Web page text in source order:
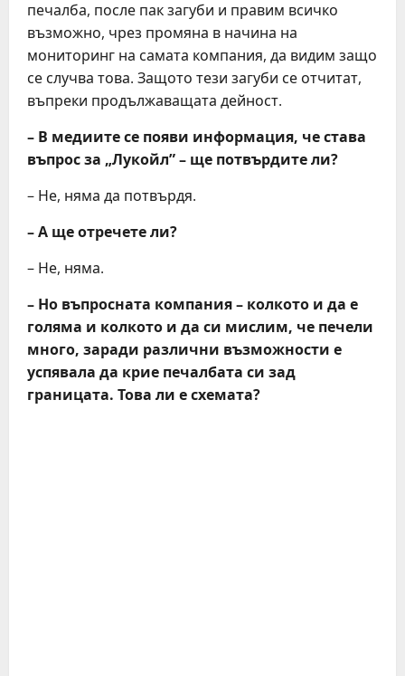
печалба, после пак загуби и правим всичко
възможно, чрез промяна в начина на
мониторинг на самата компания, да видим защо
се случва това. Защото тези загуби се отчитат,
въпреки продължаващата дейност.
– В медиите се появи информация, че става
въпрос за „Лукойл” – ще потвърдите ли?
– Не, няма да потвърдя.
– А ще отречете ли?
– Не, няма.
– Но въпросната компания – колкото и да е
голяма и колкото и да си мислим, че печели
много, заради различни възможности е
успявала да крие печалбата си зад
границата. Това ли е схемата?